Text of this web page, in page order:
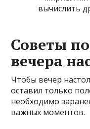
вычислить
Советы
вечера
Чтобы вечер
оставил только
необходимо
важных моментов.